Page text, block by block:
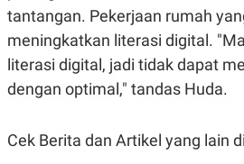
tantangan. Pekerjaan rumah
meningkatkan literasi digital.
literasi digital, jadi tidak dapat
dengan optimal," tandas Huda.
Cek Berita dan Artikel yang lain di